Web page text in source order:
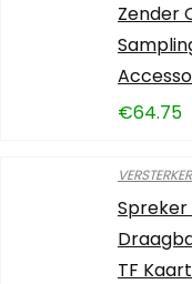
Zender
€64.75
TF